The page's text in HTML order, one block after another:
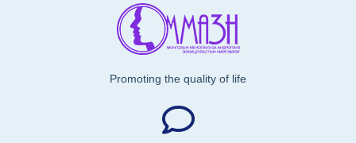
Promoting the quality of life